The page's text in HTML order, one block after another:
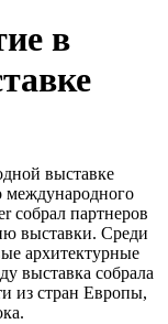
в
выставке
международного
собрал партнеров
выставки. Среди
архитектурные
выставка собрала
из стран Европы,